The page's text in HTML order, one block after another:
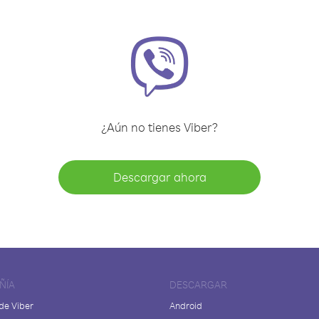
¿Aún no tienes Viber?
Descargar ahora
Viber
DESCARGAR
Android